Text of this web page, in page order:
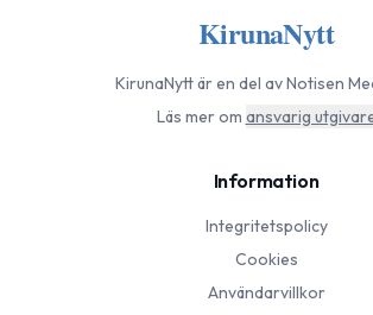
KirunaNytt
KirunaNyttär en del av Notisen
Läs mer om ansvarig
Information
Integritetspolicy
Cookies
Användarvillkor